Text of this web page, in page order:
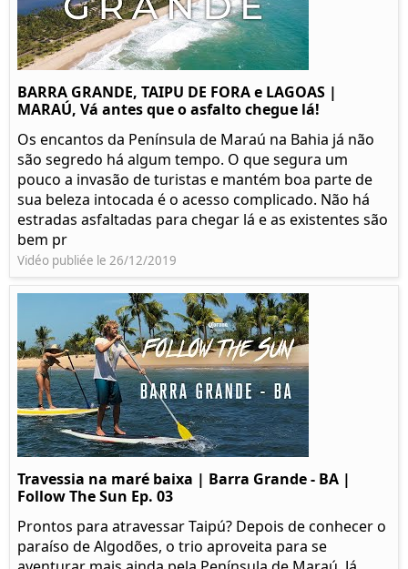
BARRA GRANDE, TAIPU DE FORA e LAGOAS |
MARAÚ, Vá antes que o asfalto chegue lá!
Os encantos da Península de Maraú na Bahia já não
são segredo há algum tempo. O que segura um
pouco a invasão de turistas e mantém boa parte de
sua beleza intocada é o acesso complicado. Não há
estradas asfaltadas para chegar lá e as existentes são
bem pr
Vidéo publiée le 26/12/2019
Travessia na maré baixa | Barra Grande - BA |
Follow The Sun Ep. 03
Prontos para atravessar Taipú? Depois de conhecer o
paraíso de Algodões, o trio aproveita para se